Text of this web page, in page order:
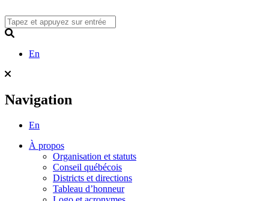
to
content
En
Navigation
En
À propos
Organisation et statuts
Conseil québécois
Districts et directions
Tableau d’honneur